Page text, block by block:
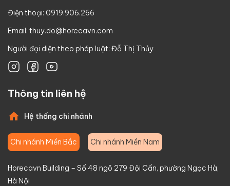
Điện thoại: 0919.906.266
Email: thuy.do@horecavn.com
Người đại diện theo pháp luật: Đỗ Thị Thủy
Thông tin liên hệ
Hệ thống chi nhánh
Chi nhánh Miền Bắc Chi nhánh Miền Nam
Horecavn Building – Số 48 ngõ 279 Đội Cấn, phường Ngọc Hà,
Hà Nội